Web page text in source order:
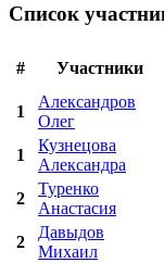
Список
# Участники
1
Александров
Олег
1
Кузнецова
Александра
2
Туренко
Анастасия
2
Давыдов
Михаил